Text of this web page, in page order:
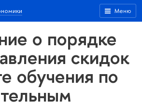
Меню
о порядке
скидок
обучения по